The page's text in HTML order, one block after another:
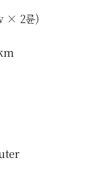
× 2륜)